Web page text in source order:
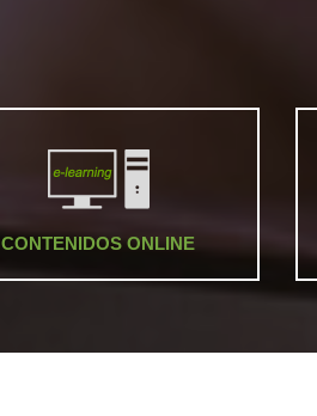
CONTENIDOS ONLINE